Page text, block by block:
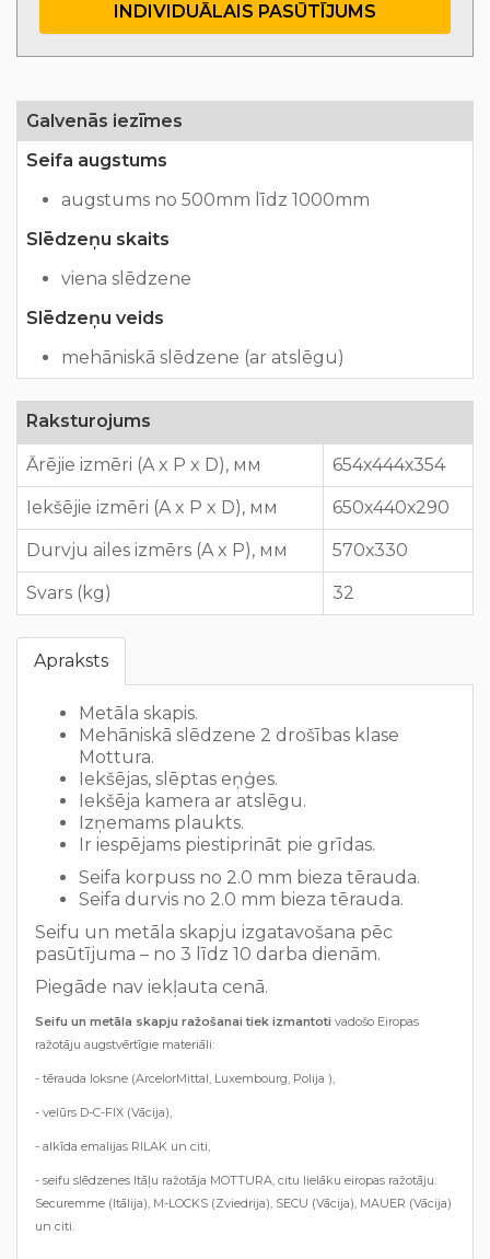
INDIVIDUĀLAIS PASŪTĪJUMS
Galvenās iezīmes
Seifa augstums
augstums no 500mm līdz 1000mm
Slēdzeņu skaits
viena slēdzene
Slēdzeņu veids
mehāniskā slēdzene (ar atslēgu)
Raksturojums
Ārējie izmēri (A x P x D), мм 654х444х354
Iekšējie izmēri (A x P x D), мм 650х440х290
Durvju ailes izmērs (A x P), мм 570х330
Svars (kg) 32
Apraksts
Metāla skapis.
Mehāniskā slēdzene 2 drošības klase
Mottura.
Iekšējas, slēptas eņģes.
Iekšēja kamera ar atslēgu.
Izņemams plaukts.
Ir iespējams piestiprināt pie grīdas.
Seifa korpuss no 2.0 mm bieza tērauda.
Seifa durvis no 2.0 mm bieza tērauda.
Seifu un metāla skapju izgatavošana pēc
pasūtījuma – no 3 līdz 10 darba dienām.
Piegāde nav iekļauta cenā.
Seifu un metāla skapju ražošanai tiek izmantoti vadošo Eiropas
ražotāju augstvērtīgie materiāli:
- tērauda loksne (ArcelorMittal, Luxembourg, Polija ),
- velūrs D-C-FIX (Vācija),
- alkīda emalijas RILAK un citi,
- seifu slēdzenes Itāļu ražotāja MOTTURA, citu lielāku eiropas ražotāju:
Securemme (Itālija), M-LOCKS (Zviedrija), SECU (Vācija), MAUER (Vācija)
un citi.